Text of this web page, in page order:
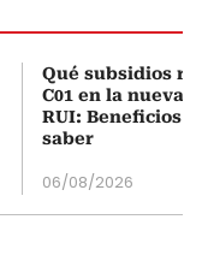
Qué subsidios
C01 en la nueva
RUI: Beneficios
saber
06/08/2026